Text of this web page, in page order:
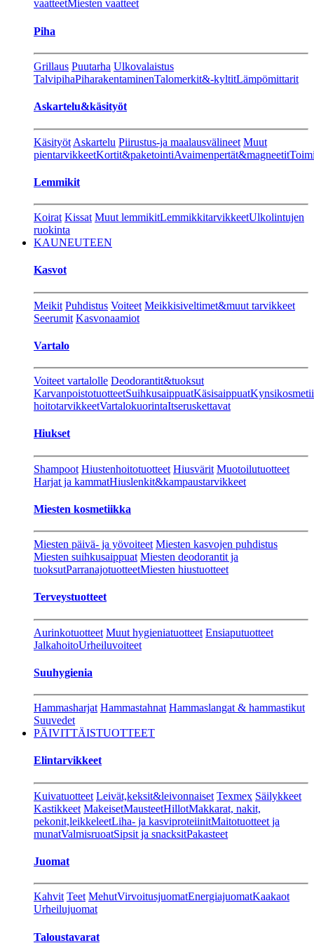
vaatteetMiesten vaatteet
Piha
Grillaus Puutarha Ulkovalaistus
TalvipihaPiharakentaminenTalomerkit&-kyltitLämpömittarit
Askartelu&käsityöt
Käsityöt Askartelu Piirustus-ja maalausvälineet Muut
pientarvikkeetKortit&paketointiAvaimenpertät&magneetit
Lemmikit
Koirat Kissat Muut lemmikitLemmikkitarvikkeetUlkolintujen
ruokinta
KAUNEUTEEN
Kasvot
Meikit Puhdistus Voiteet Meikkisiveltimet&muut tarvikkeet
Seerumit Kasvonaamiot
Vartalo
Voiteet vartalolle Deodorantit&tuoksut
KarvanpoistotuotteetSuihkusaippuatKäsisaippuat
hoitotarvikkeetVartalokuorintaItseruskettavat
Hiukset
Shampoot Hiustenhoitotuotteet Hiusvärit Muotoilutuotteet
Harjat ja kammatHiuslenkit&kampaustarvikkeet
Miesten kosmetiikka
Miesten päivä- ja yövoiteet Miesten kasvojen puhdistus
Miesten suihkusaippuat Miesten deodorantit ja
tuoksutParranajotuotteetMiesten hiustuotteet
Terveystuotteet
Aurinkotuotteet Muut hygieniatuotteet Ensiaputuotteet
JalkahoitoUrheiluvoiteet
Suuhygienia
Hammasharjat Hammastahnat Hammaslangat & hammastikut
Suuvedet
PÄIVITTÄISTUOTTEET
Elintarvikkeet
Kuivatuotteet Leivät,keksit&leivonnaiset Texmex Säilykkeet
Kastikkeet MakeisetMausteetHillotMakkarat, nakit,
pekonit,leikkeleetLiha- ja kasviproteiinitMaitotuotteet ja
munatValmisruoatSipsit ja snacksitPakasteet
Juomat
Kahvit Teet MehutVirvoitusjuomatEnergiajuomatKaakaot
Urheilujuomat
Taloustavarat